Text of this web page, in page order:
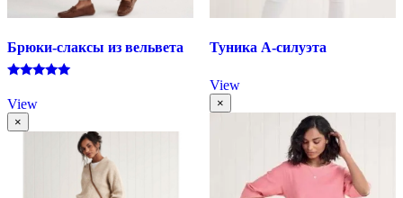
Брюки-слаксы из вельвета
5.00
из 5
View
×
Туника А-силуэта
View
×